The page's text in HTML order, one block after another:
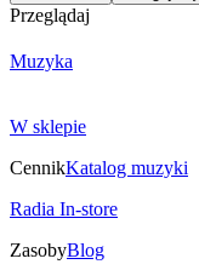
Przeglądaj
Muzyka
W sklepie
CennikKatalog muzyki
Radia In-store
ZasobyBlog